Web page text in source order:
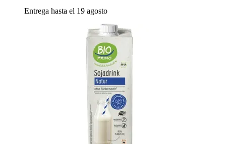
Entrega hasta el 19 agosto